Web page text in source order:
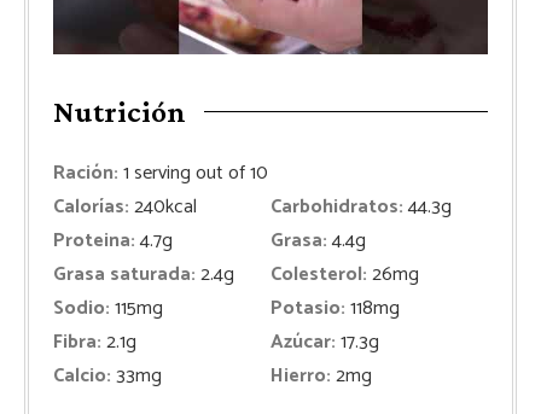
Nutrición
Ración:1serving out of 10
Calorías:240kcal Carbohidratos:44.3g
Proteina:4.7g Grasa:4.4g
Grasa saturada:2.4g Colesterol:26mg
Sodio:115mg Potasio:118mg
Fibra:2.1g Azúcar:17.3g
Calcio:33mg Hierro:2mg